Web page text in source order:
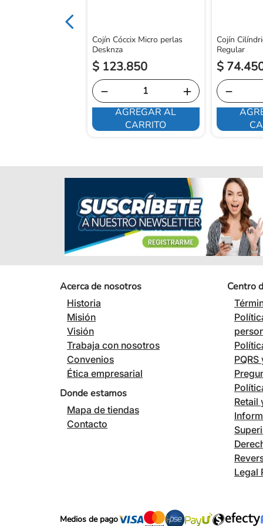
Cojín Cóccix Micro perlas
Desknza
$ 123.850
＋
－
AGREGAR AL
CARRITO
Cojín
Regular
$ 74.
－
Acerca de nosotros
Historia
Misión
Visión
Trabaja con nosotros
Convenios
Ética empresarial
Donde estamos
Mapa de tiendas
Contacto
Centro
Retail
Legal
Medios de pago